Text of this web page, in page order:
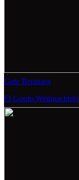
Gute Beratung
El Gordo